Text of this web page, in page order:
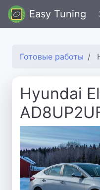
Easy Tuning
Готовые работы
Hyundai